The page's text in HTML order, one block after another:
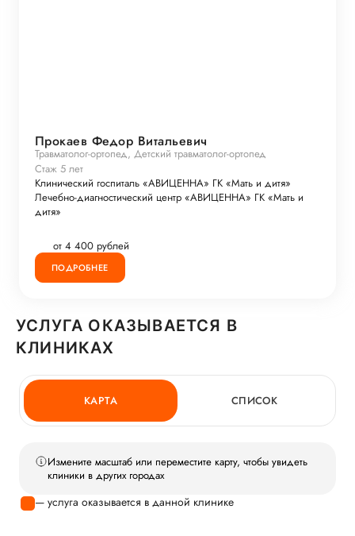
Прокаев Федор Витальевич
Травматолог-ортопед, Детский травматолог-ортопед
Стаж 5 лет
Клинический госпиталь «АВИЦЕННА» ГК «Мать и дитя»
Лечебно-диагностический центр «АВИЦЕННА» ГК «Мать и
дитя»
от 4 400 рублей
ПОДРОБНЕЕ
УСЛУГА ОКАЗЫВАЕТСЯ В
КЛИНИКАХ
КАРТА СПИСОК
Измените масштаб или переместите карту, чтобы увидеть
клиники в других городах
— услуга оказывается в данной клинике